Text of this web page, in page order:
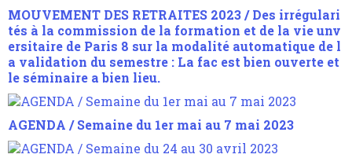
MOUVEMENT DES RETRAITES 2023 / Des irrégulari
tés à la commission de la formation et de la vie unv
ersitaire de Paris 8 sur la modalité automatique de l
a validation du semestre : La fac est bien ouverte et
le séminaire a bien lieu.
AGENDA / Semaine du 1er mai au 7 mai 2023